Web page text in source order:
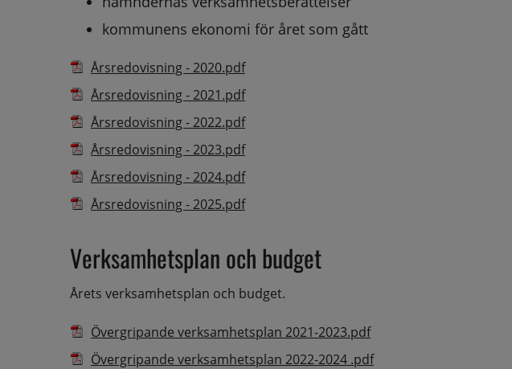
kommunens ekonomi för året som gått
Filer tillgängliga för nedladdning
Ikon som illustrerar filtyp Datum fil
Årsredovisning - 2020.pdfPdf, 1.8 MB.
Årsredovisning - 2021.pdfPdf, 2.9 MB.
Årsredovisning - 2022.pdfPdf, 1.5 MB.
Årsredovisning - 2023.pdfPdf, 2.7 MB.
Årsredovisning - 2024.pdfPdf, 2.8 MB.
Årsredovisning - 2025.pdfPdf, 1.7 MB.
Verksamhetsplan och budget
Årets verksamhetsplan och budget.
Filer tillgängliga för nedladdning
Ikon som illustrerar filtyp Filnamn Filstorlek Datum fil
Övergripande verksamhetsplan 2021-2023.pdfPdf, 1.2 MB.
Övergripande verksamhetsplan 2022-2024 .pdfPdf, 2 MB.